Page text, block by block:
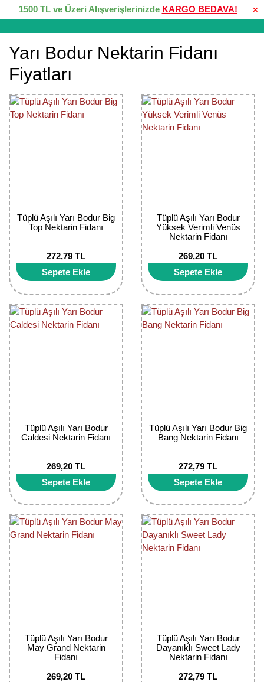
×
1500 TL ve Üzeri Alışverişlerinizde KARGO BEDAVA!
Yarı Bodur Nektarin Fidanı
Fiyatları
Tüplü Aşılı Yarı Bodur Big
Top Nektarin Fidanı
272,79 TL
Sepete Ekle
Tüplü Aşılı Yarı Bodur
Yüksek Verimli Venüs
Nektarin Fidanı
269,20 TL
Sepete Ekle
Tüplü Aşılı Yarı Bodur
Caldesi Nektarin Fidanı
269,20 TL
Sepete Ekle
Tüplü Aşılı Yarı Bodur Big
Bang Nektarin Fidanı
272,79 TL
Sepete Ekle
Tüplü Aşılı Yarı Bodur
May Grand Nektarin
Fidanı
269,20 TL
Tüplü Aşılı Yarı Bodur
Dayanıklı Sweet Lady
Nektarin Fidanı
272,79 TL